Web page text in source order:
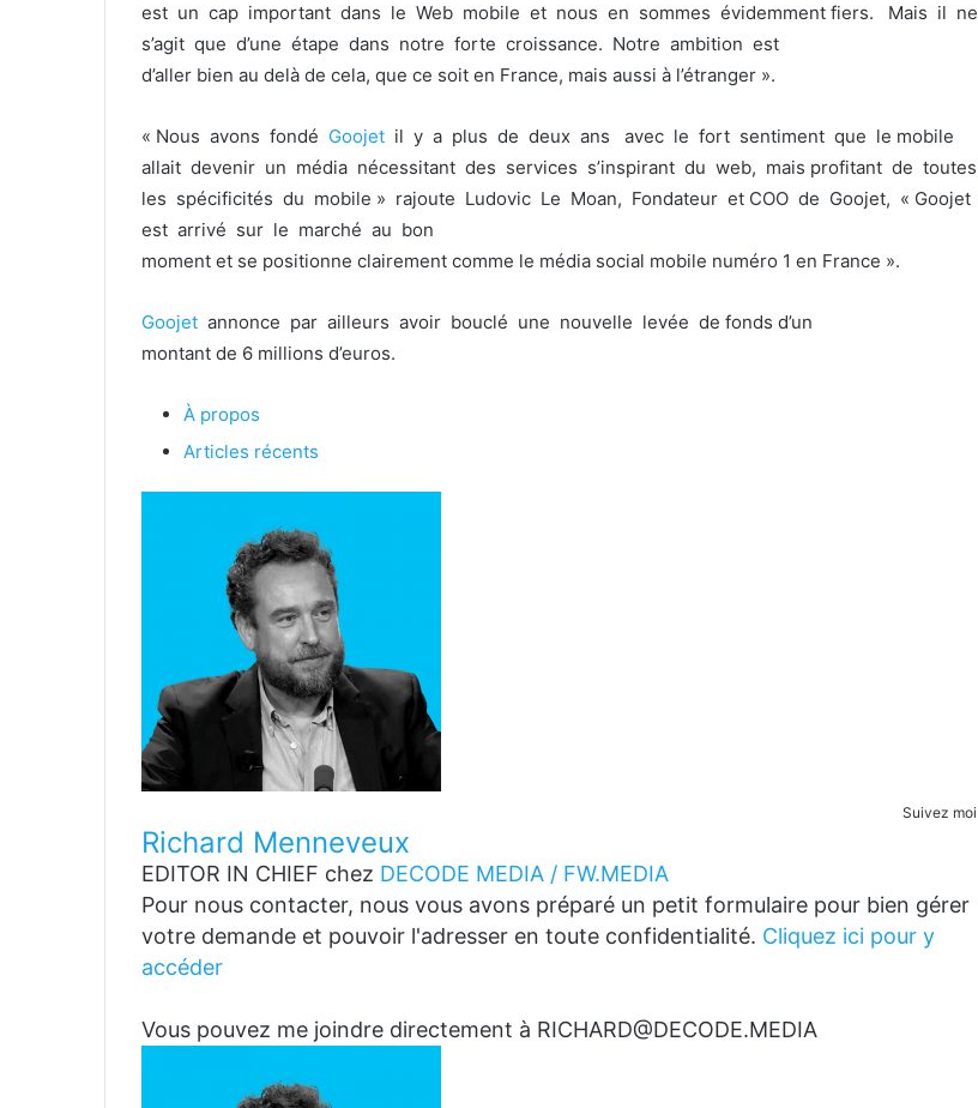
est un cap important dans le Web mobile et nous en sommes évidemment fiers. Mais il ne
s’agit que d’une étape dans notre forte croissance. Notre ambition est
d’aller bien au delà de cela, que ce soit en France, mais aussi à l’étranger ».
« Nous avons fondé Goojet il y a plus de deux ans avec le fort sentiment que le mobile
allait devenir un média nécessitant des services s’inspirant du web, mais profitant de toutes
les spécificités du mobile » rajoute Ludovic Le Moan, Fondateur et COO de Goojet, « Goojet
est arrivé sur le marché au bon
moment et se positionne clairement comme le média social mobile numéro 1 en France ».
Goojet annonce par ailleurs avoir bouclé une nouvelle levée de fonds d’un
montant de 6 millions d’euros.
À propos
Articles récents
Suivez moi
Richard Menneveux
EDITOR IN CHIEF chez DECODE MEDIA / FW.MEDIA
Pour nous contacter, nous vous avons préparé un petit formulaire pour bien gérer
votre demande et pouvoir l'adresser en toute confidentialité. Cliquez ici pour y
accéder
Vous pouvez me joindre directement à RICHARD@DECODE.MEDIA